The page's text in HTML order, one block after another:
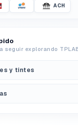
ACH
seguir explorando
y tintes